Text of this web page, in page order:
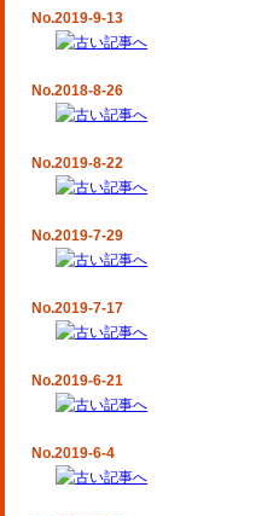
No.2019-9-13
No.2018-8-26
No.2019-8-22
No.2019-7-29
No.2019-7-17
No.2019-6-21
No.2019-6-4